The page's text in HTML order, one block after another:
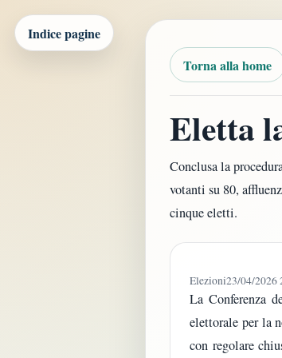
Indice pagine
Torna alla home
Eletta
Conclusa la
votanti su 80,
cinque eletti.
Elezioni23/04/2026
La Conferenza
elettorale per la
con regolare